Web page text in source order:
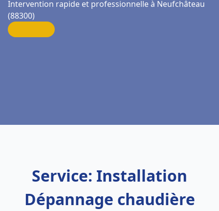
Intervention rapide et professionnelle à Neufchâteau
(88300)
Service: Installation
Dépannage chaudière